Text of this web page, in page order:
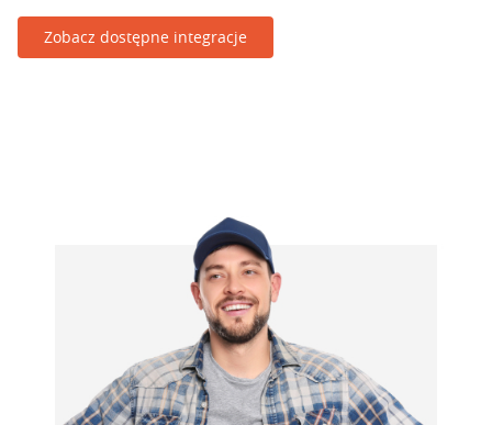
Zobacz dostępne integracje